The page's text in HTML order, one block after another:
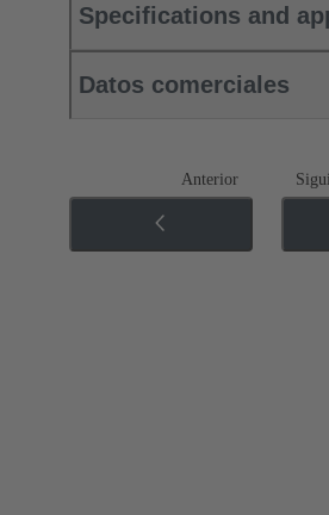
Specifications and
Datos comerciales
Anterior